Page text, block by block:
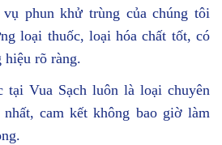
phun khử trùng của chúng tôi
loại thuốc, loại hóa chất tốt, có
hiệu rõ ràng.
tại Vua Sạch luôn là loại chuyên
cam kết không bao giờ làm